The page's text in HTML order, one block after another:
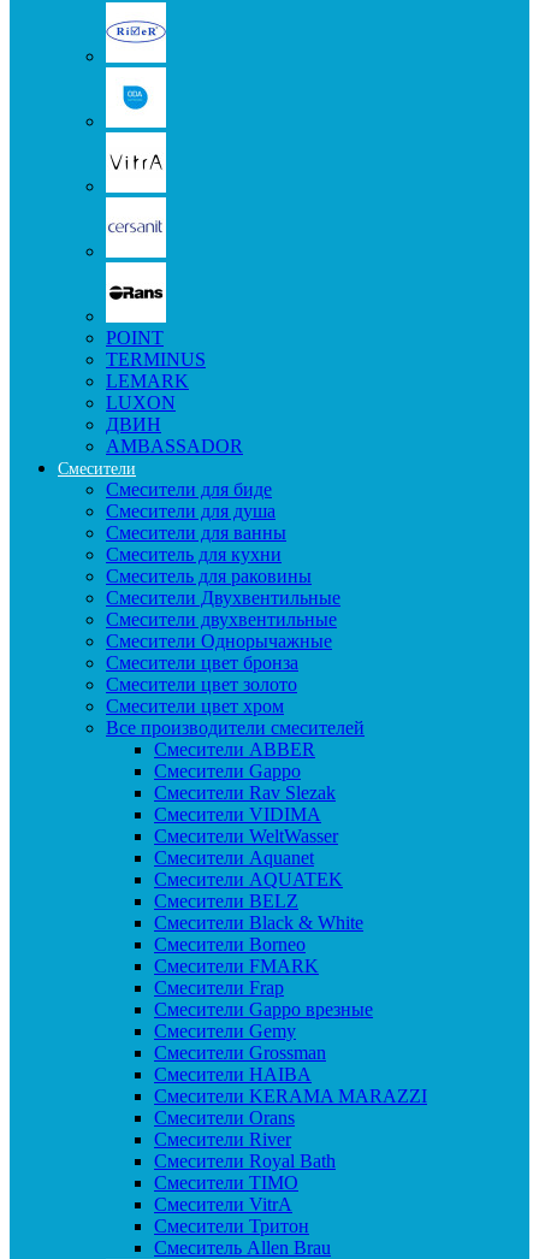
POINT
TERMINUS
LEMARK
LUXON
ДВИН
AMBASSADOR
Смесители
Смесители для биде
Смесители для душа
Смесители для ванны
Смеситель для кухни
Смеситель для раковины
Смесители Двухвентильные
Смесители двухвентильные
Смесители Однорычажные
Смесители цвет бронза
Смесители цвет золото
Смесители цвет хром
Все производители смесителей
Cмесители ABBER
Cмесители Gappo
Cмесители Rav Slezak
Cмесители VIDIMA
Cмесители WeltWasser
Смесители Aquanet
Смесители AQUATEK
Смесители BELZ
Смесители Black & White
Смесители Borneo
Смесители FMARK
Смесители Frap
Смесители Gappo врезные
Смесители Gemy
Смесители Grossman
Смесители HAIBA
Смесители KERAMA MARAZZI
Смесители Orans
Смесители River
Смесители Royal Bath
Смесители TIMO
Смесители VitrA
Смесители Тритон
Смеситель Allen Brau